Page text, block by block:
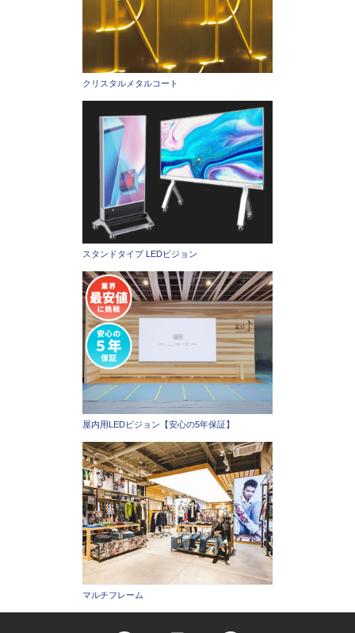
クリスタルメタルコート
スタンドタイプ LEDビジョン
屋内用LEDビジョン【安心の5年保証】
マルチフレーム